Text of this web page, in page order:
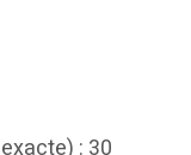
: 30